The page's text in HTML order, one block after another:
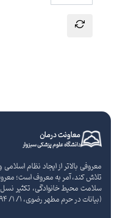
معاونت درمان
دانشگاه علوم پزشکی سبزوار
معروفی بالاتر از ایجاد نظام
تلاش کند، آمر به معروف است؛
سلامت محیط خانوادگی، تکثیر
(بیانات در حرم مطهر رضوی، 1/ 1/ 1394)